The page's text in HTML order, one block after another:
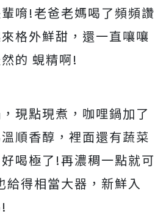
唷!老爸老媽喝了頻頻讚
格外鮮甜，還一直嚷嚷
的 蜆精啊!
現點現煮，咖哩鍋加了
順香醇，裡面還有蔬菜
喝極了!再濃稠一點就可
給得相當大器，新鮮入